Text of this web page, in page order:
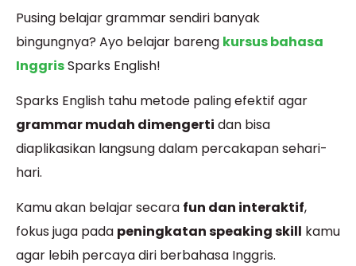
Pusing belajar grammar sendiri banyak
bingungnya? Ayo belajar bareng kursus bahasa
InggrisSparks English!
Sparks English tahu metode paling efektif agar
grammar mudah dimengerti dan bisa
diaplikasikan langsung dalam percakapan sehari-
hari.
Kamu akan belajar secara fun dan interaktif,
fokus juga pada peningkatan speaking skill kamu
agar lebih percaya diri berbahasa Inggris.